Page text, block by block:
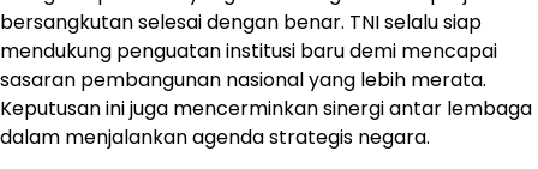
bersangkutan selesai dengan benar. TNI selalu siap
mendukung penguatan institusi baru demi mencapai
sasaran pembangunan nasional yang lebih merata.
Keputusan ini juga mencerminkan sinergi antar lembaga
dalam menjalankan agenda strategis negara.